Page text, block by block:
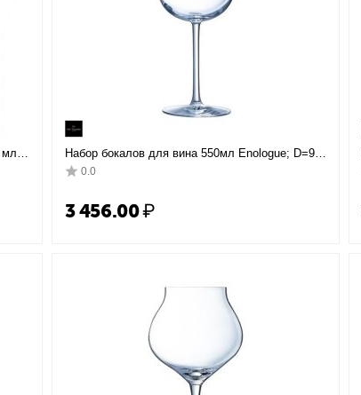
мл,
Набор бокалов для вина 550мл Enologue; D=93,
H=228мм; 6 штук, Chef&Sommelier
0.0
3 456.00₽